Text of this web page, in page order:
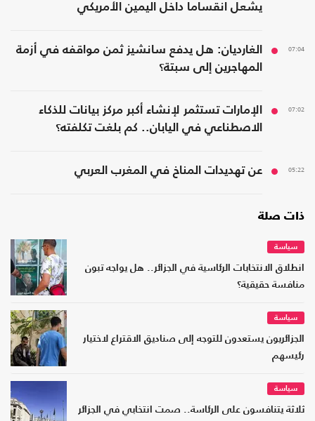
يشعل انقساما داخل اليمين الأمريكي
07:04
الغارديان: هل يدفع سانشيز ثمن مواقفه في أزمة
المهاجرين إلى سبتة؟
07:02
الإمارات تستثمر لإنشاء أكبر مركز بيانات للذكاء
الاصطناعي في اليابان.. كم بلغت تكلفته؟
05:22 عن تهديدات المناخ في المغرب العربي
ذات صلة
سياسة
انطلاق الانتخابات الرئاسية في الجزائر.. هل يواجه تبون
منافسة حقيقية؟
سياسة
الجزائريون يستعدون للتوجه إلى صناديق الاقتراع لاختيار
رئيسهم
سياسة
ثلاثة يتنافسون على الرئاسة.. صمت انتخابي في الجزائر